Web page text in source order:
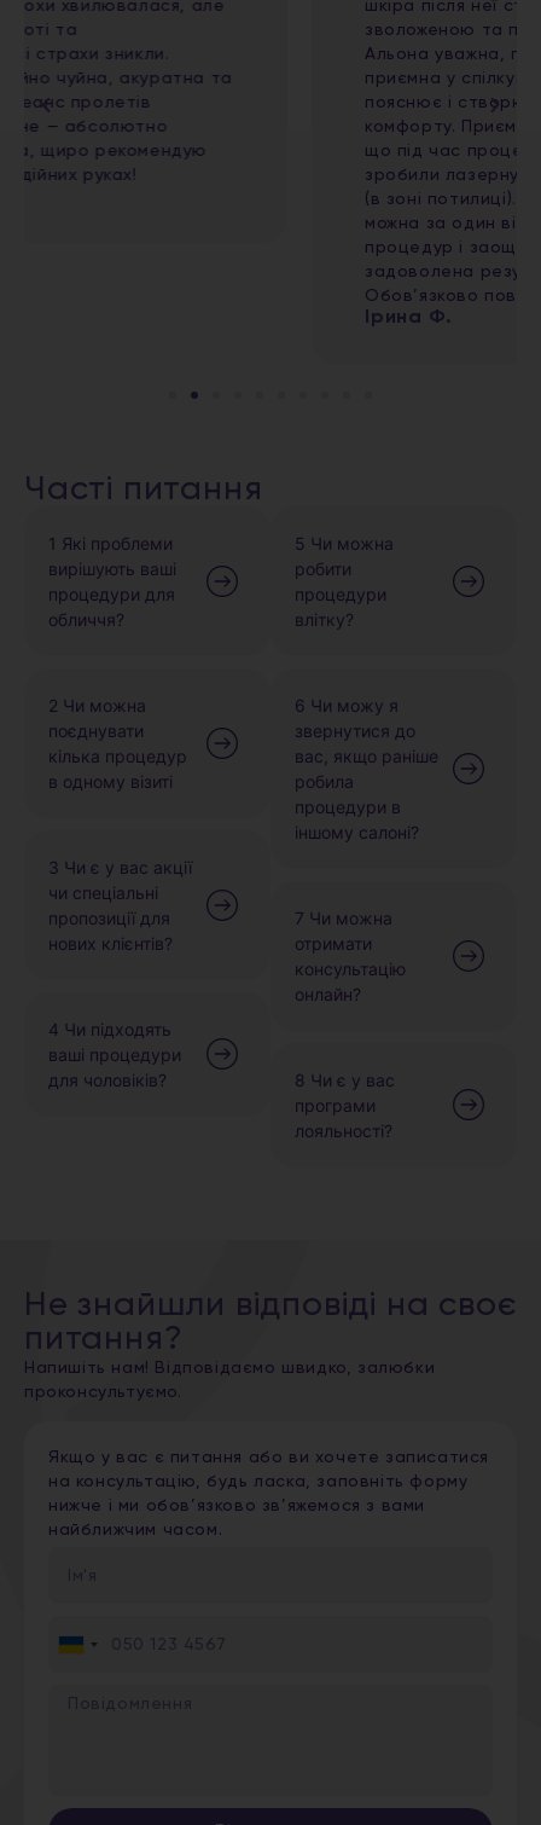
шкіра після неї стала чистою, свіжою,
зволоженою та помітно більш доглянутою.
Альона уважна, професійна та дуже
приємна у спілкуванні, все детально
пояснює і створює атмосферу повного
комфорту. Приємним бонусом стало те,
що під час процедури мені одночасно
зробили лазерну епіляцію волосся на шиї
(в зоні потилиці). Це дуже зручно, адже
можна за один візит поєднати кілька
процедур і заощадити час. Дуже
задоволена результатом і сервісом!
Часті питання
1 Які проблеми
вирішують ваші
процедури для
обличчя?
2 Чи можна
поєднувати
кілька процедур
в одному візиті
3 Чи є у вас акції
чи спеціальні
пропозиції для
нових клієнтів?
4 Чи підходять
ваші процедури
для чоловіків?
5 Чи можна
робити
процедури
влітку?
6 Чи можу я
звернутися до
вас, якщо раніше
робила
процедури в
іншому салоні?
7 Чи можна
отримати
консультацію
онлайн?
8 Чи є у вас
програми
лояльності?
Не знайшли відповіді на своє
питання?
Напишіть нам! Відповідаємо швидко, залюбки
проконсультуємо.
Якщо у вас є питання або ви хочете записатися
на консультацію, будь ласка, заповніть форму
нижче і ми обов’язково зв’яжемося з вами
найближчим часом.
Ukraine